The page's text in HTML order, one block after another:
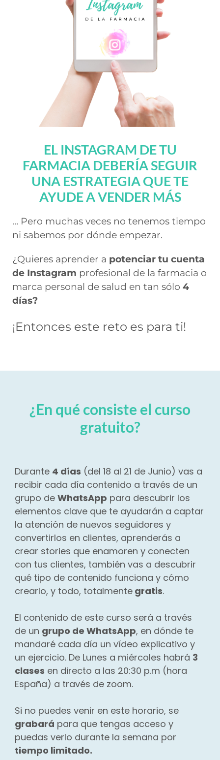
EL INSTAGRAM DE TU
FARMACIA DEBERÍA SEGUIR
UNA ESTRATEGIA QUE TE
AYUDE A VENDER MÁS
… Pero muchas veces no tenemos tiempo
ni sabemos por dónde empezar.
¿Quieres aprender a potenciar tu cuenta
de Instagram profesional de la farmacia o
marca personal de salud en tan sólo 4
días?
¡Entonces este reto es para ti!
¿En qué consiste el curso
gratuito?
Durante 4 días (del 18 al 21 de Junio) vas a
recibir cada día contenido a través de un
grupo de WhatsApp para descubrir los
elementos clave que te ayudarán a captar
la atención de nuevos seguidores y
convertirlos en clientes, aprenderás a
crear stories que enamoren y conecten
con tus clientes, también vas a descubrir
qué tipo de contenido funciona y cómo
crearlo, y todo, totalmente gratis.
El contenido de este curso será a través
de un grupo de WhatsApp, en dónde te
mandaré cada día un vídeo explicativo y
un ejercicio. De Lunes a miércoles habrá 3
clases en directo a las 20:30 p.m (hora
España) a través de zoom.
Si no puedes venir en este horario, se
grabará para que tengas acceso y
puedas verlo durante la semana por
tiempo limitado.